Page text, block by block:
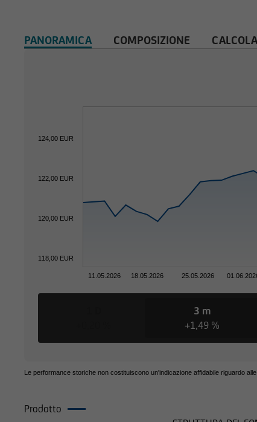
PANORAMICA COMPOSIZIONE
11.05.2026 18.05.2026 25.05.2026
120,00 EUR
118,00 EUR
122,00 EUR
124,00 EUR
3 m
+1,49 %
Le performance storiche non costituiscono un'indicazione affidabile riguardo
Prodotto
copyright. La
costituito da
Il contenuto del
informazioni.
restrizioni